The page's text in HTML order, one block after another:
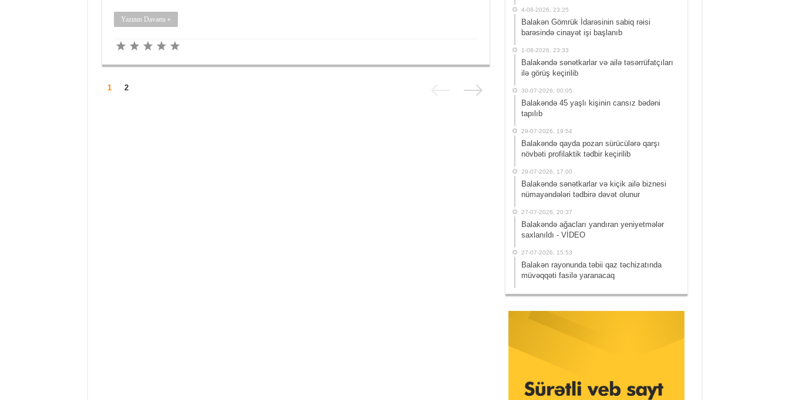
Yazının Davamı »
1 2
4-08-2026, 23:25
Balakən Gömrük İdarəsinin sabiq rəisi
barəsində cinayət işi başlanıb
1-08-2026, 23:33
Balakəndə sənətkarlar və ailə təsərrüfatçıları
ilə görüş keçirilib
30-07-2026, 00:05
Balakəndə 45 yaşlı kişinin cansız bədəni
tapılıb
29-07-2026, 19:54
Balakəndə qayda pozan sürücülərə qarşı
növbəti profilaktik tədbir keçirilib
29-07-2026, 17:00
Balakəndə sənətkarlar və kiçik ailə biznesi
nümayəndələri tədbirə dəvət olunur
27-07-2026, 20:37
Balakəndə ağacları yandıran yeniyetmələr
saxlanıldı - VİDEO
27-07-2026, 15:53
Balakən rayonunda təbii qaz təchizatında
müvəqqəti fasilə yaranacaq